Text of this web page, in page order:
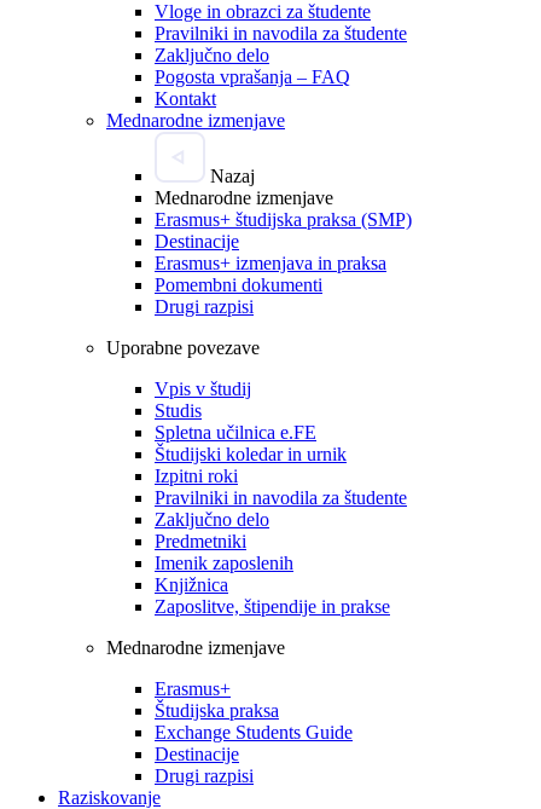
Vloge in obrazci za študente
Pravilniki in navodila za študente
Zaključno delo
Pogosta vprašanja – FAQ
Kontakt
Mednarodne izmenjave
Nazaj
Mednarodne izmenjave
Erasmus+ študijska praksa (SMP)
Destinacije
Erasmus+ izmenjava in praksa
Pomembni dokumenti
Drugi razpisi
Uporabne povezave
Vpis v študij
Studis
Spletna učilnica e.FE
Študijski koledar in urnik
Izpitni roki
Pravilniki in navodila za študente
Zaključno delo
Predmetniki
Imenik zaposlenih
Knjižnica
Zaposlitve, štipendije in prakse
Mednarodne izmenjave
Erasmus+
Študijska praksa
Exchange Students Guide
Destinacije
Drugi razpisi
Raziskovanje